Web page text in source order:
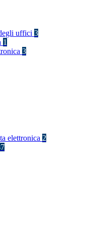
uffici 3
1
3
elettronica 2